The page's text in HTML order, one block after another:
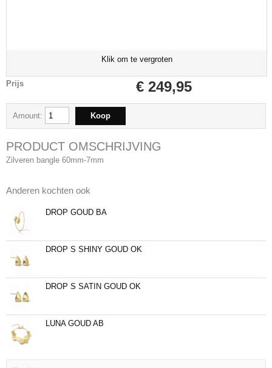
Klik om te vergroten
Prijs € 249,95
Amount:
PRODUCT OMSCHRIJVING
Zilveren bangle 60mm-7mm
Anderen kochten ook
DROP GOUD BA
DROP S SHINY GOUD OK
DROP S SATIN GOUD OK
LUNA GOUD AB